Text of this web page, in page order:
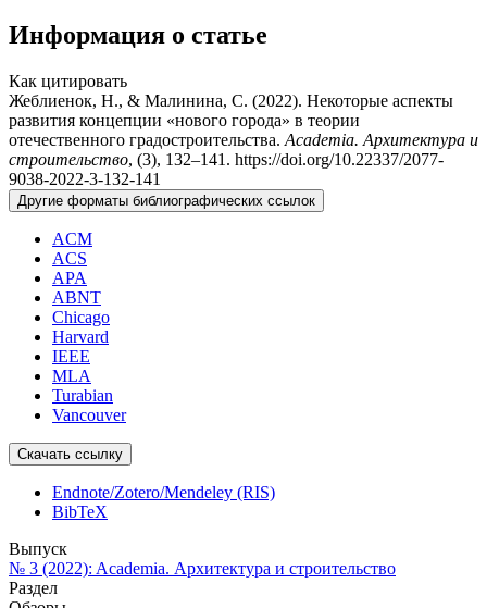
Информация о статье
Как цитировать
Жеблиенок, Н., & Малинина, С. (2022). Некоторые аспекты
развития концепции «нового города» в теории
отечественного градостроительства. Academia. Архитектура и
строительство, (3), 132–141. https://doi.org/10.22337/2077-
9038-2022-3-132-141
Другие форматы библиографических ссылок
ACM
ACS
APA
ABNT
Chicago
Harvard
IEEE
MLA
Turabian
Vancouver
Скачать ссылку
Endnote/Zotero/Mendeley (RIS)
BibTeX
Выпуск
№ 3 (2022): Academia. Архитектура и строительство
Раздел